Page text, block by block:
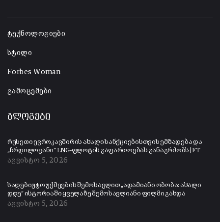
ტექნოლოგიები
სტილი
Forbes Woman
გამოცემები
ბლოგები
რუსეთი ევროკავშირის ახალი სანქციებისთვის ემზადება და
„ჩრდილოვანი“ LNG-ფლოტის გაფართოებას განაგრძობს | FT
აგვისტო 5, 2026
სადებიუტო უქმეების შემოსავლით „ადამიანი ობობა: ახალი
დღე“ ისტორიაში ყველაზე შემოსავლიანი ფილმი გახდა
აგვისტო 5, 2026